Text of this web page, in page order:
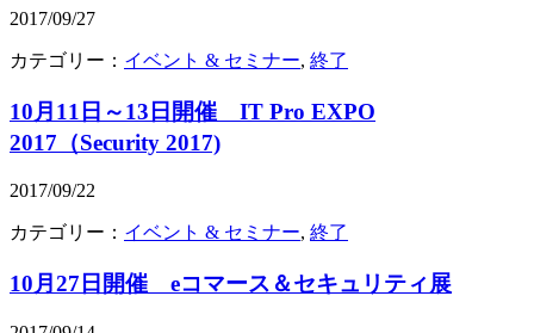
2017/09/27
カテゴリー： イベント & セミナー, 終了
10月11日～13日開催 IT Pro EXPO
2017（Security 2017)
2017/09/22
カテゴリー： イベント & セミナー, 終了
10月27日開催 eコマース＆セキュリティ展